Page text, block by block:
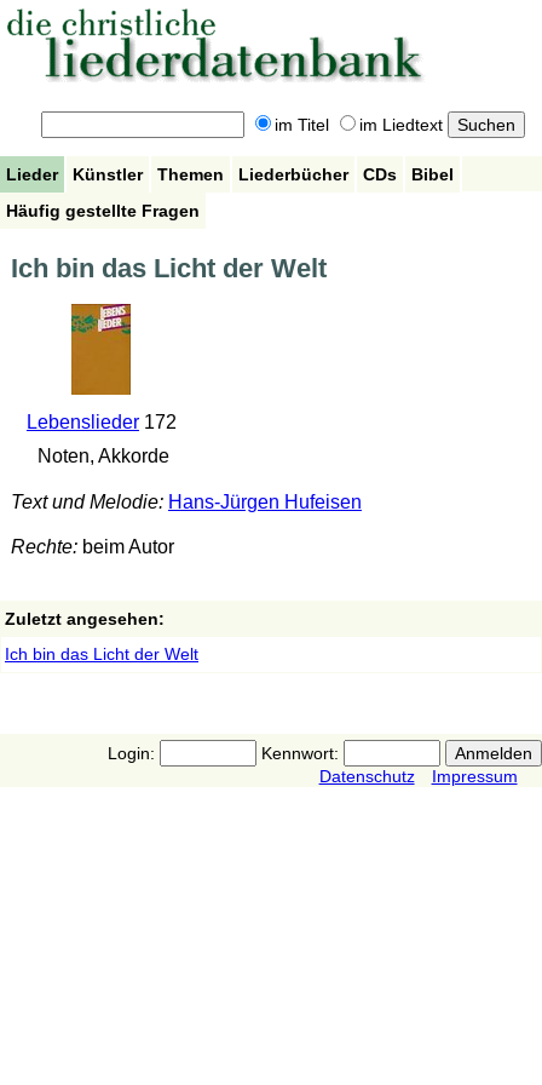
im Titel im Liedtext
Lieder Künstler Themen Liederbücher CDs
Bibel
Häufig gestellte Fragen
Ich bin das Licht der Welt
Lebenslieder172
Noten, Akkorde
Text und Melodie: Hans-Jürgen Hufeisen
Rechte:beim Autor
Zuletzt angesehen:
Ich bin das Licht der Welt
Login:
Kennwort:
Datenschutz
Impressum